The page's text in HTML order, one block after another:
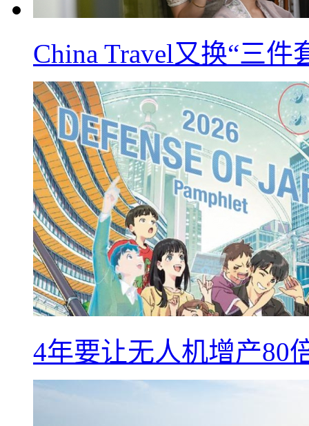
China Travel又换“三
4年要让无人机增产80